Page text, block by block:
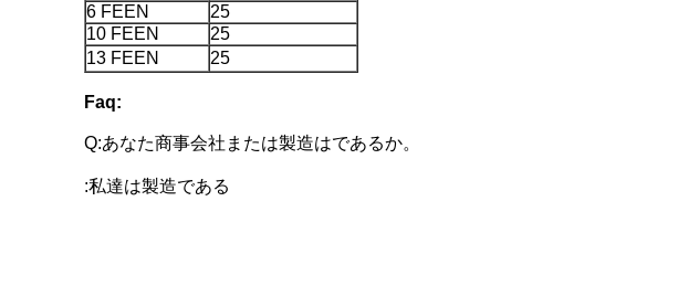
6 FEEN
25
10 FEEN
25
13 FEEN
25
Faq:
Q:あなた商事会社または製造はであるか。
:私達は製造である